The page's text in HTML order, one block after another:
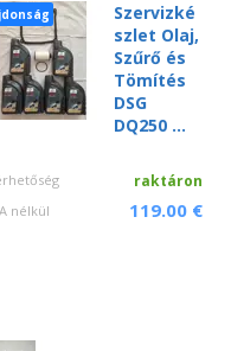
Szervizké
szlet Olaj,
Szűrő és
Tömítés
DSG
DQ250 ...
raktáron
nélkül 119.00 €